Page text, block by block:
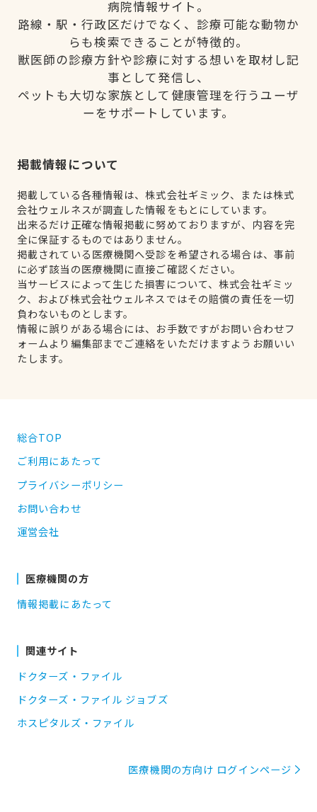
病院情報サイト。
路線・駅・行政区だけでなく、診療可能な動物か
らも検索できることが特徴的。
獣医師の診療方針や診療に対する想いを取材し記
事として発信し、
ペットも大切な家族として健康管理を行うユーザ
ーをサポートしています。
掲載情報について
掲載している各種情報は、株式会社ギミック、または株式
会社ウェルネスが調査した情報をもとにしています。
出来るだけ正確な情報掲載に努めておりますが、内容を完
全に保証するものではありません。
掲載されている医療機関へ受診を希望される場合は、事前
に必ず該当の医療機関に直接ご確認ください。
当サービスによって生じた損害について、株式会社ギミッ
ク、および株式会社ウェルネスではその賠償の責任を一切
負わないものとします。
情報に誤りがある場合には、お手数ですがお問い合わせフ
ォームより編集部までご連絡をいただけますようお願いい
たします。
総合TOP
ご利用にあたって
プライバシーポリシー
お問い合わせ
運営会社
医療機関の方
情報掲載にあたって
関連サイト
ドクターズ・ファイル
ドクターズ・ファイル ジョブズ
ホスピタルズ・ファイル
医療機関の方向け ログインページ